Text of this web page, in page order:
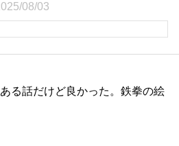
08/03
る話だけど良かった。鉄拳の絵